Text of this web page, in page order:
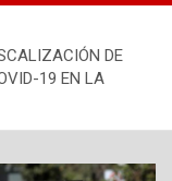
DE
19 EN LA